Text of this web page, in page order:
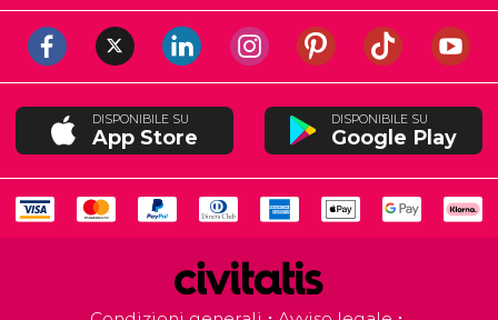
DISPONIBILE SU
App Store
DISPONIBILE SU
Google Play